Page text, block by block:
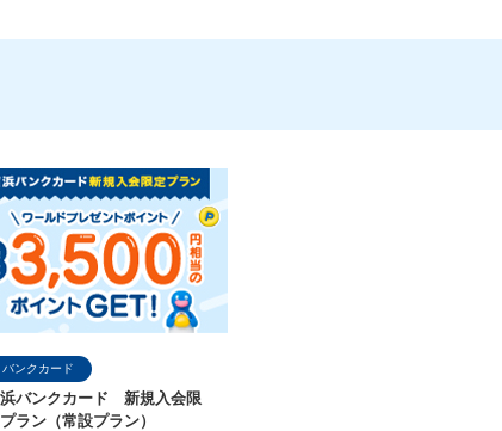
バンクカード
バンクカード 新規入会限
ラン（常設プラン）